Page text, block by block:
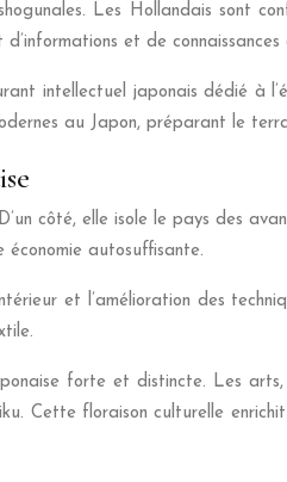
Les Hollandais sont
et de connaissances
intellectuel japonais dédié à
au Japon, préparant le
côté, elle isole le pays des
économie autosuffisante.
et l’amélioration des
forte et distincte. Les
Cette floraison culturelle